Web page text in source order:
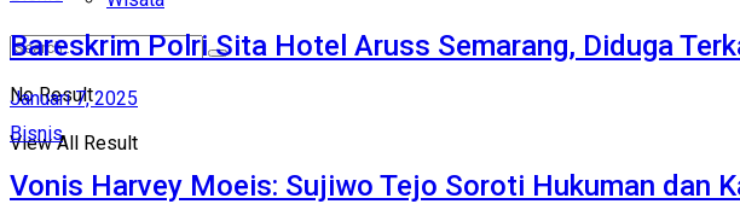
No Result
View All Result
Bareskrim Polri Sita Hotel Aruss Semarang, Diduga
Januari 7, 2025
Bisnis
Vonis Harvey Moeis: Sujiwo Tejo Soroti Hukuman dan